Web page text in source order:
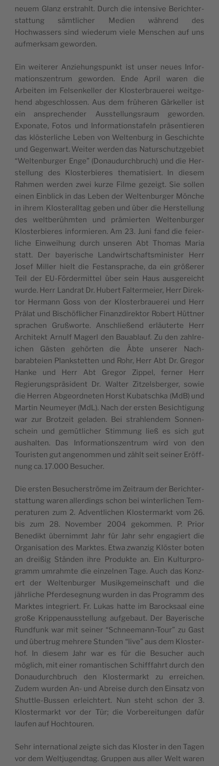
neuem Glanz erstrahlt. Durch die inten­sive Berichter­
stat­tung sämtlich­er Medi­en während des
Hochwassers sind wiederum viele Men­schen auf uns
aufmerk­sam geworden.
Ein weit­er­er Anziehungspunkt ist unser neues Infor­
ma­tion­szen­trum gewor­den. Ende April waren die
Arbeit­en im Felsenkeller der Kloster­brauerei weit­ge­
hend abgeschlossen. Aus dem früheren Gärkeller ist
ein ansprechen­der Ausstel­lungsraum gewor­den.
Exponate, Fotos und Infor­ma­tion­stafeln präsen­tieren
das klöster­liche Leben von Wel­tenburg in Geschichte
und Gegen­wart. Weit­er wer­den das Naturschutzge­bi­et
“Wel­tenburg­er Enge” (Donaudurch­bruch) und die Her­
stel­lung des Kloster­bieres the­ma­tisiert. In diesem
Rah­men wer­den zwei kurze Filme gezeigt. Sie sollen
einen Ein­blick in das Leben der Wel­tenburg­er Mönche
in ihrem Kloster­all­t­ag geben und über die Her­stel­lung
des welt­berühmten und prämierten Wel­tenburg­er
Kloster­bieres informieren. Am 23. Juni fand die feier­
liche Ein­wei­hung durch unseren Abt Thomas Maria
statt. Der bay­erische Land­wirtschaftsmin­is­ter Herr
Josef Miller hielt die Fes­tansprache, da ein größer­er
Teil der EU-För­der­mit­tel über sein Haus aus­gere­icht
wurde. Herr Lan­drat Dr. Hubert Fal­ter­meier, Herr Direk­
tor Her­mann Goss von der Kloster­brauerei und Herr
Prälat und Bis­chöflich­er Finanzdi­rek­tor Robert Hüt­tner
sprachen Gruß­worte. Anschließend erläuterte Herr
Architekt Arnulf Magerl den Bauablauf. Zu den zahlre­
ichen Gästen gehörten die Äbte unser­er Nach­
barabteien Plankstet­ten und Rohr, Herr Abt Dr. Gre­gor
Han­ke und Herr Abt Gre­gor Zip­pel, fern­er Herr
Regierung­spräsi­dent Dr. Wal­ter Zitzels­berg­er, sowie
die Her­ren Abge­ord­neten Horst Kubatsch­ka (MdB) und
Mar­tin Neumey­er (MdL). Nach der ersten Besich­ti­gung
war zur Brotzeit geladen. Bei strahlen­dem Son­nen­
schein und gemütlich­er Stim­mung ließ es sich gut
aushal­ten. Das Infor­ma­tion­szen­trum wird von den
Touris­ten gut angenom­men und zählt seit sein­er Eröff­
nung ca. 17.000 Besucher.
Die ersten Besuch­er­ströme im Zeitraum der Berichter­
stat­tung waren allerd­ings schon bei win­ter­lichen Tem­
per­a­turen zum 2. Adventlichen Kloster­markt vom 26.
bis zum 28. Novem­ber 2004 gekom­men. P. Pri­or
Benedikt übern­immt Jahr für Jahr sehr engagiert die
Organ­i­sa­tion des Mark­tes. Etwa zwanzig Klöster boten
an dreißig Stän­den ihre Pro­duk­te an. Ein Kul­tur­pro­
gramm umrahmte die einzel­nen Tage. Auch das Konz­
ert der Wel­tenburg­er Musikge­mein­schaft und die
jährliche Pfer­de­seg­nung wur­den in das Pro­gramm des
Mark­tes inte­gri­ert. Fr. Lukas hat­te im Barock­saal eine
große Krip­pe­nausstel­lung aufge­baut. Der Bay­erische
Rund­funk war mit sein­er “Schnee­mann-Tour” zu Gast
und übertrug mehrere Stun­den “live” aus dem Kloster­
hof. In diesem Jahr war es für die Besuch­er auch
möglich, mit ein­er roman­tis­chen Schiff­fahrt durch den
Donaudurch­bruch den Kloster­markt zu erre­ichen.
Zudem wur­den An- und Abreise durch den Ein­satz von
Shut­tle-Bussen erle­ichtert. Nun ste­ht schon der 3.
Kloster­markt vor der Tür; die Vor­bere­itun­gen dafür
laufen auf Hochtouren.
Sehr inter­na­tion­al zeigte sich das Kloster in den Tagen
vor dem Weltju­gend­tag. Grup­pen aus aller Welt waren